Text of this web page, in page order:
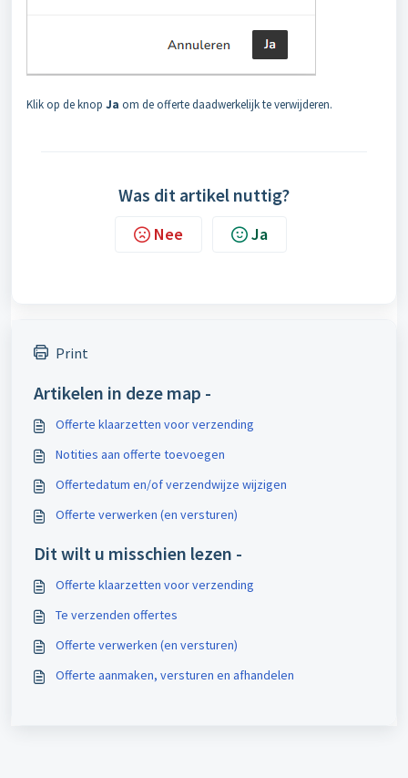
Klik op de knop Ja om de offerte daadwerkelijk te verwijderen.
Was dit artikel nuttig?
Nee Ja
Print
Artikelen in deze map -
Offerte klaarzetten voor verzending
Notities aan offerte toevoegen
Offertedatum en/of verzendwijze wijzigen
Offerte verwerken (en versturen)
Dit wilt u misschien lezen -
Offerte klaarzetten voor verzending
Te verzenden offertes
Offerte verwerken (en versturen)
Offerte aanmaken, versturen en afhandelen